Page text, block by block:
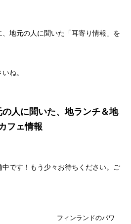
地元の人に聞いた「耳寄り情報」を
ね。
人に聞いた、地ランチ＆地
フェ情報
です！もう少々お待ちください。ご
フィンランドのパワ